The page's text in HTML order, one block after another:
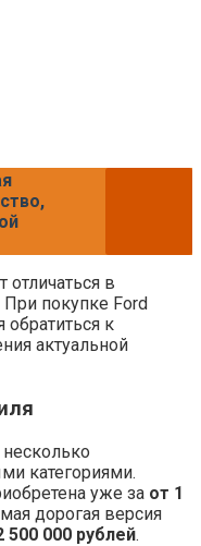
в
При покупке Ford
обратиться к
актуальной
несколько
категориями.
уже за от 1
дорогая версия
500 000 рублей.